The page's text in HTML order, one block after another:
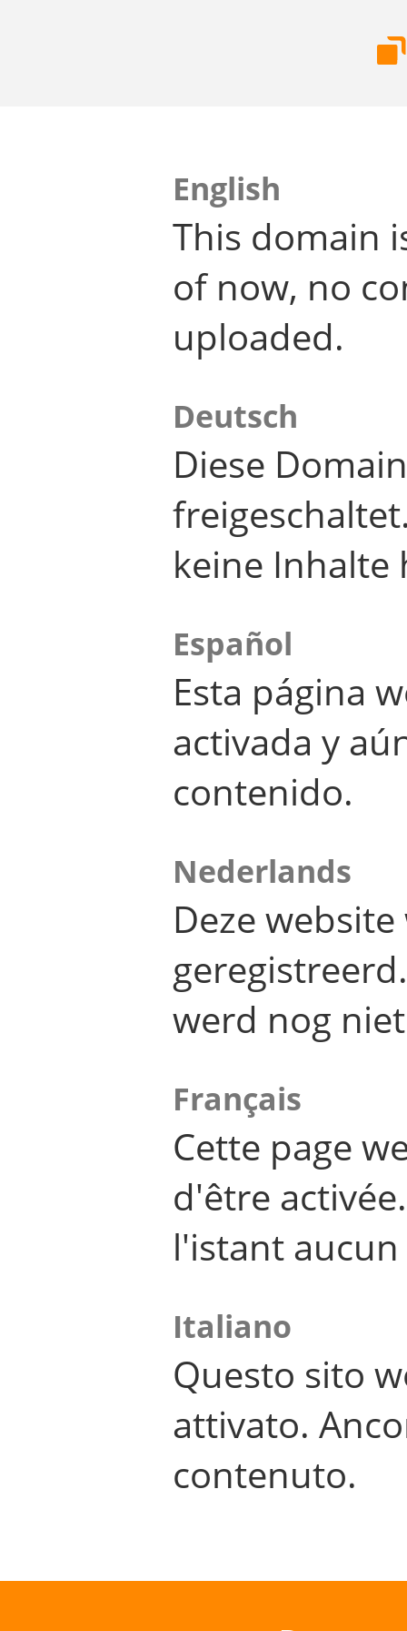
English
This domain
of now, no
uploaded.
Deutsch
Diese
keine Inhalte
Español
Esta página
activada y
contenido.
Nederlands
Deze
werd nog
Français
Cette page
d'être
l'istant
Italiano
Questo sito
attivato.
contenuto.